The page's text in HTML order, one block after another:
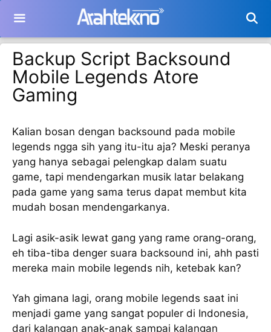
isi
Backup Script Backsound
Mobile Legends Atore
Gaming
Kalian bosan dengan backsound pada mobile
legends ngga sih yang itu-itu aja? Meski peranya
yang hanya sebagai pelengkap dalam suatu
game, tapi mendengarkan musik latar belakang
pada game yang sama terus dapat membut kita
mudah bosan mendengarkanya.
Lagi asik-asik lewat gang yang rame orang-orang,
eh tiba-tiba denger suara backsound ini, ahh pasti
mereka main mobile legends nih, ketebak kan?
Yah gimana lagi, orang mobile legends saat ini
menjadi game yang sangat populer di Indonesia,
dari kalangan anak-anak sampai kalangan